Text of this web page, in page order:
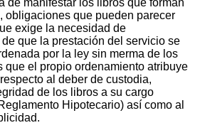
obligaciones que pueden parecer
exige la necesidad de
que la prestación del servicio se
por la ley sin merma de los
que el propio ordenamiento atribuye
al deber de custodia,
de los libros a su cargo
Hipotecario) así como al